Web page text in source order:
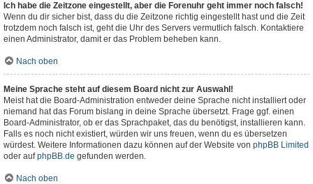
Ich habe die Zeitzone eingestellt, aber die Forenuhr geht immer noch falsch!
Wenn du dir sicher bist, dass du die Zeitzone richtig eingestellt hast und die Zeit
trotzdem noch falsch ist, geht die Uhr des Servers vermutlich falsch. Kontaktiere
einen Administrator, damit er das Problem beheben kann.
Nach oben
Meine Sprache steht auf diesem Board nicht zur Auswahl!
Meist hat die Board-Administration entweder deine Sprache nicht installiert oder
niemand hat das Forum bislang in deine Sprache übersetzt. Frage ggf. einen
Board-Administrator, ob er das Sprachpaket, das du benötigst, installieren kann.
Falls es noch nicht existiert, würden wir uns freuen, wenn du es übersetzen
würdest. Weitere Informationen dazu können auf der Website von phpBB Limited
oder aufphpBB.de gefunden werden.
Nach oben